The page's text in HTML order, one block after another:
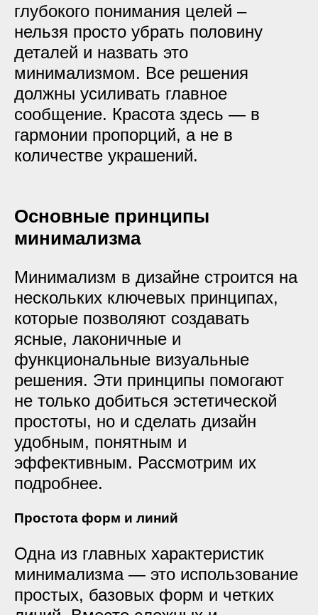
глубокого понимания целей –
нельзя просто убрать половину
деталей и назвать это
минимализмом. Все решения
должны усиливать главное
сообщение. Красота здесь — в
гармонии пропорций, а не в
количестве украшений.
Основные принципы
минимализма
Минимализм в дизайне строится на
нескольких ключевых принципах,
которые позволяют создавать
ясные, лаконичные и
функциональные визуальные
решения. Эти принципы помогают
не только добиться эстетической
простоты, но и сделать дизайн
удобным, понятным и
эффективным. Рассмотрим их
подробнее.
Простота форм и линий
Одна из главных характеристик
минимализма — это использование
простых, базовых форм и четких